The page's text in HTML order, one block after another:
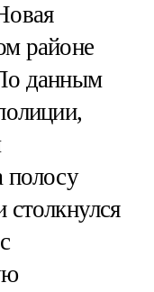
районе
данным
полосу
столкнулся